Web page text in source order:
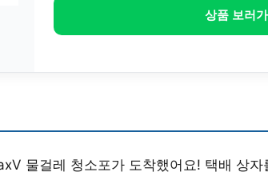
상품 보러
물걸레 청소포가 도착했어요! 택배 상